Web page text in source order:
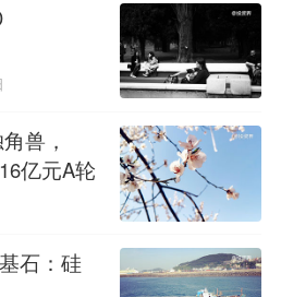
兽，
亿元A轮
石：硅